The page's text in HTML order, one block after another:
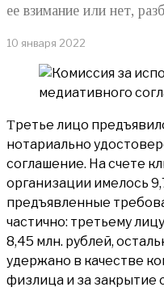
ее взимание или нет,
10 января 2022
Третье лицо предъявило в банк для исполнения
нотариально
соглашение. На счете
организации имелось
предъявленные
частично: третьему
8,45 млн. рублей,
удержано в качестве
физлица и за закрытие